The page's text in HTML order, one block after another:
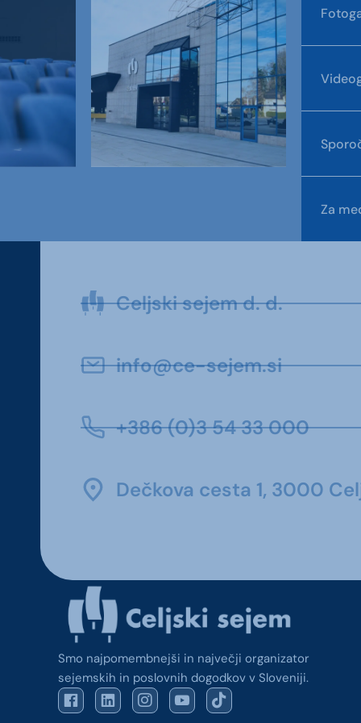
Za
Celjski sejem d. d.
info@ce-sejem.si
+386 (0)3 54 33 000
Dečkova cesta 1, 3000
Smo najpomembnejši in največji organizator
sejemskih in poslovnih dogodkov v Sloveniji.